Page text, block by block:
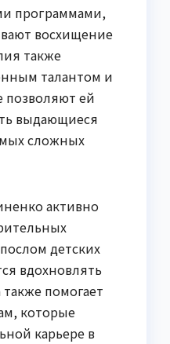
программами,
восхищение
также
талантом и
позволяют ей
выдающиеся
сложных
активно
детских
вдохновлять
помогает
которые
карьере в